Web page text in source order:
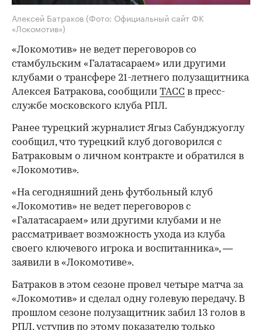
Алексей Батраков (Фото: Официальный сайт ФК
«Локомотив»)
«Локомотив» не ведет переговоров со
стамбульским «Галатасараем» или другими
клубами о трансфере 21-летнего полузащитника
Алексея Батракова, сообщили ТАСС в пресс-
службе московского клуба РПЛ.
Ранее турецкий журналист Ягыз Сабунджуоглу
сообщил, что турецкий клуб договорился с
Батраковым о личном контракте и обратился в
«Локомотив».
«На сегодняшний день футбольный клуб
«Локомотив» не ведет переговоров с
«Галатасараем» или другими клубами и не
рассматривает возможность ухода из клуба
своего ключевого игрока и воспитанника», —
заявили в «Локомотиве».
Батраков в этом сезоне провел четыре матча за
«Локомотив» и сделал одну голевую передачу. В
прошлом сезоне полузащитник забил 13 голов в
РПЛ, уступив по этому показателю только